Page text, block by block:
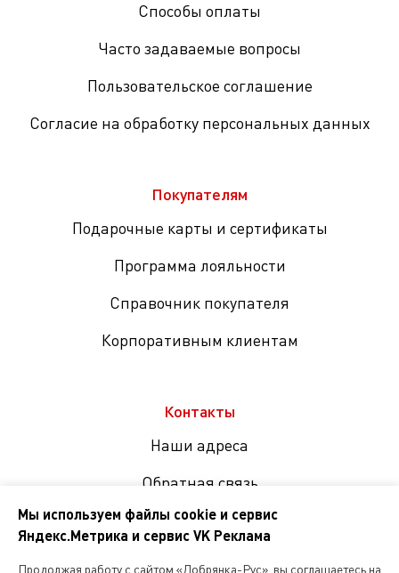
Способы оплаты
Часто задаваемые вопросы
Пользовательское соглашение
Согласие на обработку персональных данных
Покупателям
Подарочные карты и сертификаты
Программа лояльности
Справочник покупателя
Корпоративным клиентам
Контакты
Наши адреса
Обратная связь
Мы используем файлы cookie и сервис
Яндекс.Метрика и сервис VK Реклама
Продолжая работу с сайтом «Добрянка-Рус», вы соглашаетесь на